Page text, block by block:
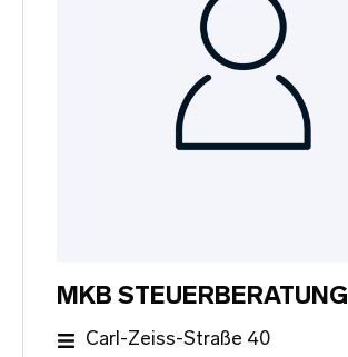
MKB STEUERBERATUNG
Carl-Zeiss-Straße 40